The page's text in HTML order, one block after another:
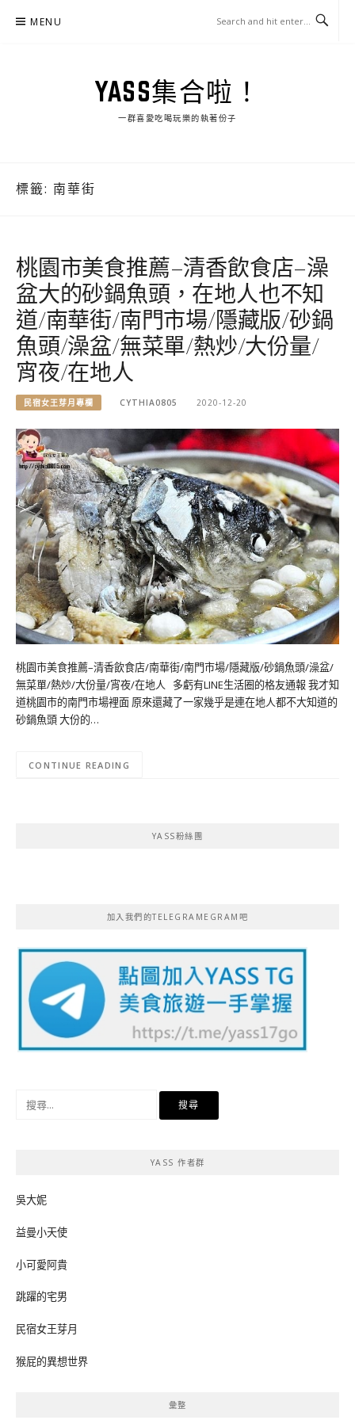
MENU
YASS集合啦！
一群喜愛吃喝玩樂的執著份子
標籤: 南華街
桃園市美食推薦–清香飲食店–澡
盆大的砂鍋魚頭，在地人也不知
道/南華街/南門市場/隱藏版/砂鍋
魚頭/澡盆/無菜單/熱炒/大份量/
宵夜/在地人
民宿女王芽月專欄 CYTHIA0805 2020-12-20
桃園市美食推薦–清香飲食店/南華街/南門市場/隱藏版/砂鍋魚頭/澡盆/
無菜單/熱炒/大份量/宵夜/在地人 多虧有LINE生活圈的格友通報 我才知
道桃園市的南門市場裡面 原來還藏了一家幾乎是連在地人都不大知道的
砂鍋魚頭 大份的…
CONTINUE READING
YASS粉絲團
加入我們的TELEGRAMEGRAM吧
YASS 作者群
吳大妮
益曼小天使
小可愛阿貴
跳躍的宅男
民宿女王芽月
猴屁的異想世界
彙整